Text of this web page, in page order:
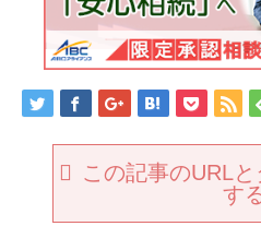
この記事のURL
す